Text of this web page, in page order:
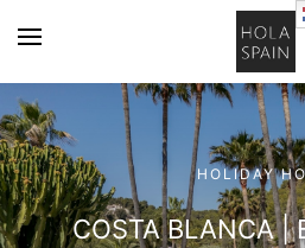
HOLIDAY
COSTA BLANCA |